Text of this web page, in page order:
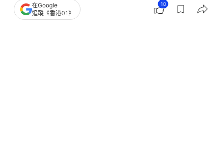
撰文：盛昀
在Google
追蹤《香港01》
10